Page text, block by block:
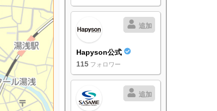
追加
Hapyson公式
115 フォロワー
追加